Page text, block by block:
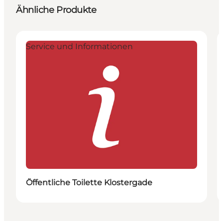
Ähnliche Produkte
Service und Informationen
Öffentliche Toilette Klostergade